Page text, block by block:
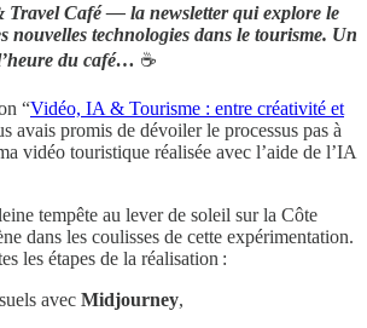
Travel Café — la newsletter qui explore le
nouvelles technologies dans le tourisme. Un
du café… ☕️
“Vidéo, IA & Tourisme : entre créativité et
avais promis de dévoiler le processus pas à
vidéo touristique réalisée avec l’aide de l’IA
tempête au lever de soleil sur la Côte
dans les coulisses de cette expérimentation.
les étapes de la réalisation :
avec Midjourney,